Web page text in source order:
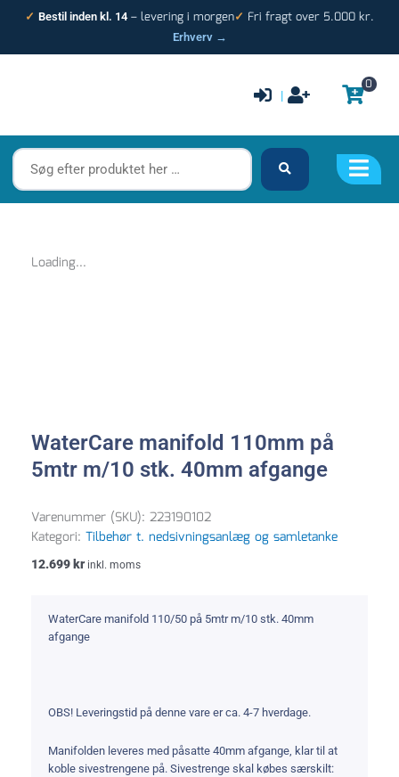
✓ Bestil inden kl. 14 – levering i morgen✓ Fri fragt over 5.000 kr.
Erhverv →
|
0
Søg
efter
produktet
Loading...
WaterCare manifold 110mm på
5mtr m/10 stk. 40mm afgange
Varenummer (SKU): 223190102
Kategori: Tilbehør t. nedsivningsanlæg og samletanke
12.699 kr inkl. moms
WaterCare manifold 110/50 på 5mtr m/10 stk. 40mm
afgange
OBS! Leveringstid på denne vare er ca. 4-7 hverdage.
Manifolden leveres med påsatte 40mm afgange, klar til at
koble sivestrengene på. Sivestrenge skal købes særskilt: